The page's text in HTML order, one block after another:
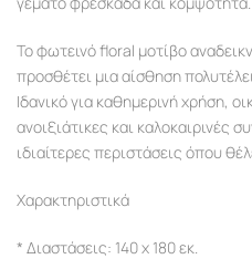
Το φωτεινό floral μοτίβο
προσθέτει μια αίσθηση
Ιδανικό για καθημερινή χρήση,
ανοιξιάτικες και καλοκαιρινές
ιδιαίτερες περιστάσεις όπου
Χαρακτηριστικά
* Διαστάσεις: 140 x 180 εκ.